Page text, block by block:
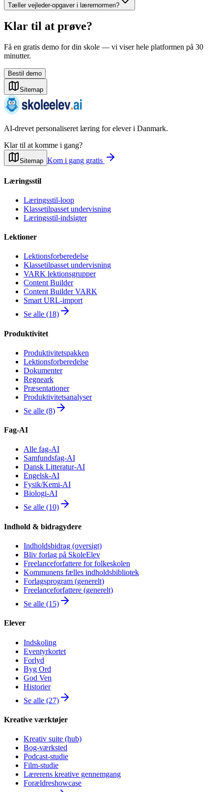
Tæller vejleder-opgaver i lærernormen?
Klar til at prøve?
Få en gratis demo for din skole — vi viser hele platformen på 30
minutter.
Bestil demo
Sitemap
AI-drevet personaliseret læring for elever i Danmark.
Klar til at komme i gang?
Sitemap Kom i gang gratis
Læringsstil
Læringsstil-loop
Klassetilpasset undervisning
Læringsstil-indsigter
Lektioner
Lektionsforberedelse
Klassetilpasset undervisning
VARK lektionsgrupper
Content Builder
Content Builder VARK
Smart URL-import
Se alle (18)
Produktivitet
Produktivitetspakken
Lektionsforberedelse
Dokumenter
Regneark
Præsentationer
Produktivitetsanalyser
Se alle (8)
Fag-AI
Alle fag-AI
Samfundsfag-AI
Dansk Litteratur-AI
Engelsk-AI
Fysik/Kemi-AI
Biologi-AI
Se alle (10)
Indhold & bidragydere
Indholdsbidrag (oversigt)
Bliv forlag på SkoleElev
Freelanceforfattere for folkeskolen
Kommunens fælles indholdsbibliotek
Forlagsprogram (generelt)
Freelanceforfattere (generelt)
Se alle (15)
Elever
Indskoling
Eventyrkortet
Forlyd
Byg Ord
God Ven
Historier
Se alle (27)
Kreative værktøjer
Kreativ suite (hub)
Bog-værksted
Podcast-studie
Film-studie
Lærerens kreative gennemgang
Forældreshowcase